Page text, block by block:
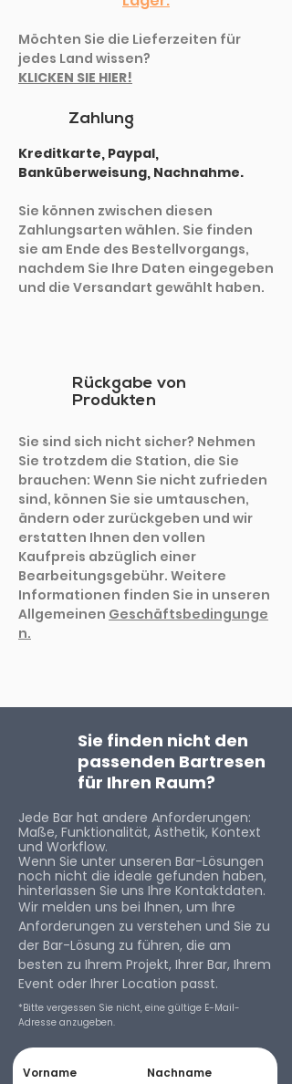
Möchten Sie die Lieferzeiten für
jedes Land wissen?
KLICKEN SIE HIER!
Zahlung
Kreditkarte, Paypal,
Banküberweisung, Nachnahme.
Sie können zwischen diesen
Zahlungsarten wählen. Sie finden
sie am Ende des Bestellvorgangs,
nachdem Sie Ihre Daten eingegeben
und die Versandart gewählt haben.
Rückgabe von
Produkten
Sie sind sich nicht sicher? Nehmen
Sie trotzdem die Station, die Sie
brauchen: Wenn Sie nicht zufrieden
sind, können Sie sie umtauschen,
ändern oder zurückgeben und wir
erstatten Ihnen den vollen
Kaufpreis abzüglich einer
Bearbeitungsgebühr. Weitere
Informationen finden Sie in unseren
Allgemeinen Geschäftsbedingunge
n.
Sie finden nicht den
passenden Bartresen
für Ihren Raum?
Jede Bar hat andere Anforderungen:
Maße, Funktionalität, Ästhetik, Kontext
und Workflow.
Wenn Sie unter unseren Bar-Lösungen
noch nicht die ideale gefunden haben,
hinterlassen Sie uns Ihre Kontaktdaten.
Wir melden uns bei Ihnen, um Ihre
Anforderungen zu verstehen und Sie zu
der Bar-Lösung zu führen, die am
besten zu Ihrem Projekt, Ihrer Bar, Ihrem
Event oder Ihrer Location passt.
*Bitte vergessen Sie nicht, eine gültige E-Mail-
Adresse anzugeben.
Vorname Nachname